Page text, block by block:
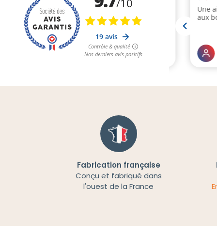
Fabrication française
Conçu et fabriqué dans
l'ouest de la France